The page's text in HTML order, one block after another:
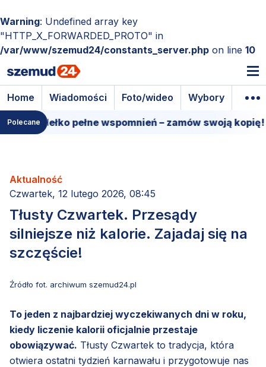
Warning: Undefined array key
"HTTP_X_FORWARDED_PROTO" in
/var/www/szemud24/constants_server.php on line 10
Home Wiadomości Foto/wideo Wybory
Polecane
pudełko pełne wspomnień – zamów swoją kopię!
Aktualność
Czwartek, 12 lutego 2026, 08:45
Tłusty Czwartek. Przesądy
silniejsze niż kalorie. Zajadaj się na
szczęście!
Źródło fot. archiwum szemud24.pl
To jeden z najbardziej wyczekiwanych dni w roku,
kiedy liczenie kalorii oficjalnie przestaje
obowiązywać. Tłusty Czwartek to tradycja, która
otwiera ostatni tydzień karnawału i przygotowuje nas